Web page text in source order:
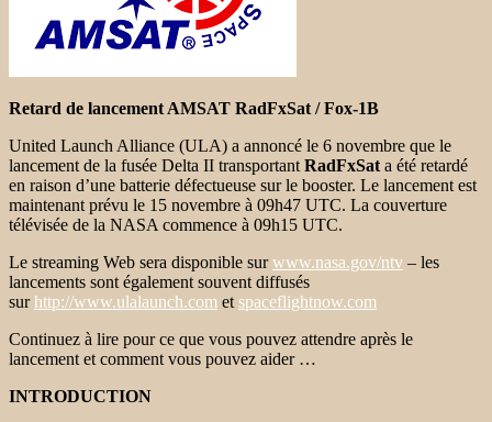
Retard de lancement AMSAT RadFxSat / Fox-1B
United Launch Alliance (ULA) a annoncé le 6 novembre que le
lancement de la fusée Delta II transportant RadFxSat a été retardé
en raison d’une batterie défectueuse sur le booster. Le lancement est
maintenant prévu le 15 novembre à 09h47 UTC. La couverture
télévisée de la NASA commence à 09h15 UTC.
Le streaming Web sera disponible surwww.nasa.gov/ntv – les
lancements sont également souvent diffusés
surhttp://www.ulalaunch.com et spaceflightnow.com
Continuez à lire pour ce que vous pouvez attendre après le
lancement et comment vous pouvez aider …
INTRODUCTION